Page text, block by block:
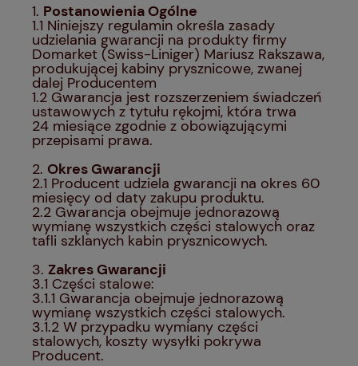
1. Postanowienia Ogólne
1.1 Niniejszy regulamin określa zasady
udzielania gwarancji na produkty firmy
Domarket (Swiss-Liniger) Mariusz Rakszawa,
produkującej kabiny prysznicowe, zwanej
dalej Producentem
1.2 Gwarancja jest rozszerzeniem świadczeń
ustawowych z tytułu rękojmi, która trwa
24 miesiące zgodnie z obowiązującymi
przepisami prawa.
2. Okres Gwarancji
2.1 Producent udziela gwarancji na okres 60
miesięcy od daty zakupu produktu.
2.2 Gwarancja obejmuje jednorazową
wymianę wszystkich części stalowych oraz
tafli szklanych kabin prysznicowych.
3. Zakres Gwarancji
3.1 Części stalowe:
3.1.1 Gwarancja obejmuje jednorazową
wymianę wszystkich części stalowych.
3.1.2 W przypadku wymiany części
stalowych, koszty wysyłki pokrywa
Producent.